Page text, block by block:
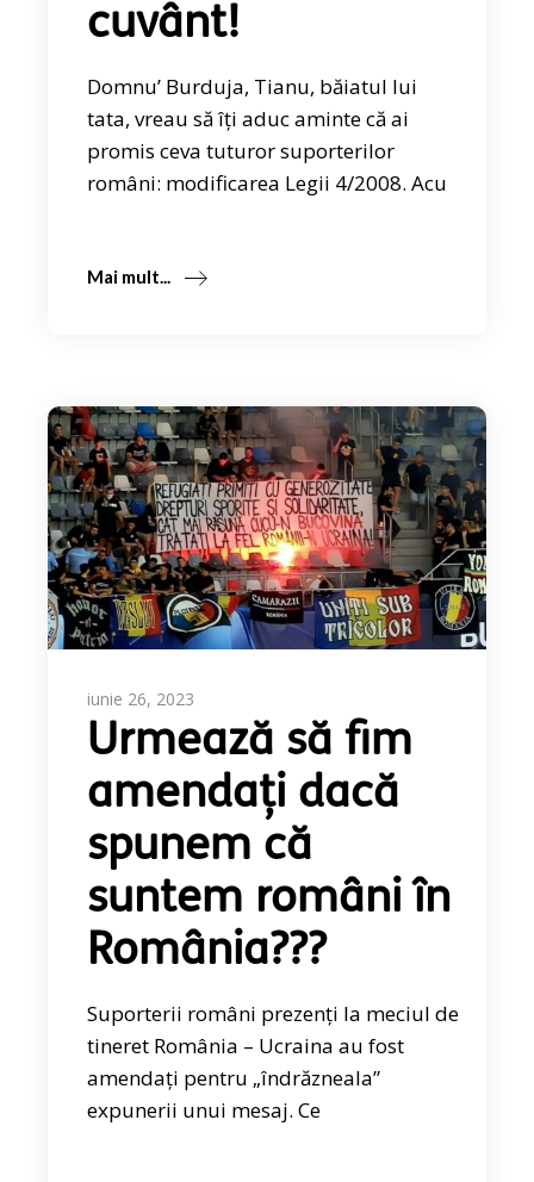
cuvânt!
Domnu’ Burduja, Tianu, băiatul lui
tata, vreau să îți aduc aminte că ai
promis ceva tuturor suporterilor
români: modificarea Legii 4/2008. Acu
Mai mult...
iunie 26, 2023
Urmează să fim
amendați dacă
spunem că
suntem români în
România???
Suporterii români prezenți la meciul de
tineret România – Ucraina au fost
amendați pentru „îndrăzneala”
expunerii unui mesaj. Ce